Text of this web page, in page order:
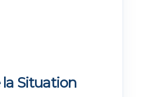
la Situation